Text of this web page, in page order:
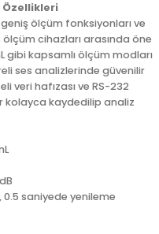
Özellikleri
geniş ölçüm fonksiyonları ve
cihazları arasında öne
gibi kapsamlı ölçüm modları
ses analizlerinde güvenilir
veri hafızası ve RS-232
kolayca kaydedilip analiz
0.5 saniyede yenileme